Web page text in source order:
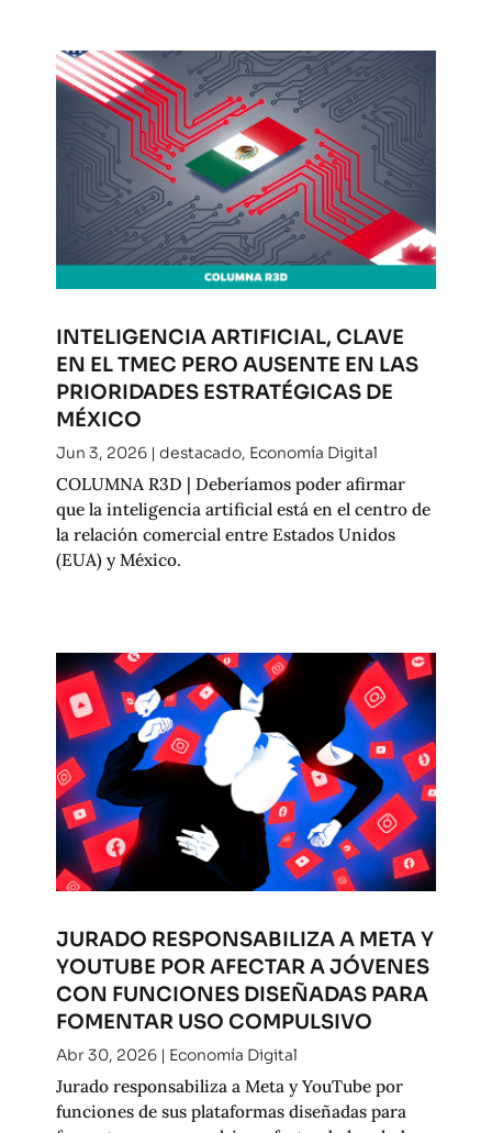
INTELIGENCIA ARTIFICIAL, CLAVE
EN EL TMEC PERO AUSENTE EN LAS
PRIORIDADES ESTRATÉGICAS DE
MÉXICO
Jun 3, 2026| destacado, Economía Digital
COLUMNA R3D | Deberíamos poder afirmar
que la inteligencia artificial está en el centro de
la relación comercial entre Estados Unidos
(EUA) y México.
JURADO RESPONSABILIZA A META Y
YOUTUBE POR AFECTAR A JÓVENES
CON FUNCIONES DISEÑADAS PARA
FOMENTAR USO COMPULSIVO
Abr 30, 2026| Economía Digital
Jurado responsabiliza a Meta y YouTube por
funciones de sus plataformas diseñadas para